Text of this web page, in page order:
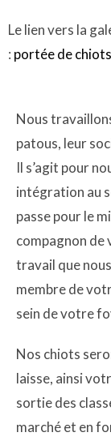
Le lien vers la
: portée de
Nous
patous, leur
Il s’agit pour
intégration au
passe pour le
compagnon de
travail que
membre de
sein de votre
Nos chiots
laisse, ainsi
sortie des
marché et en